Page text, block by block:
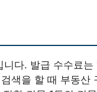
다. 발급 수수료
색을 할 때 부동산